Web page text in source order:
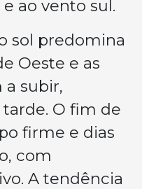
ao vento sul.
sol predomina
Oeste e as
subir,
tarde. O fim de
firme e dias
com
A tendência